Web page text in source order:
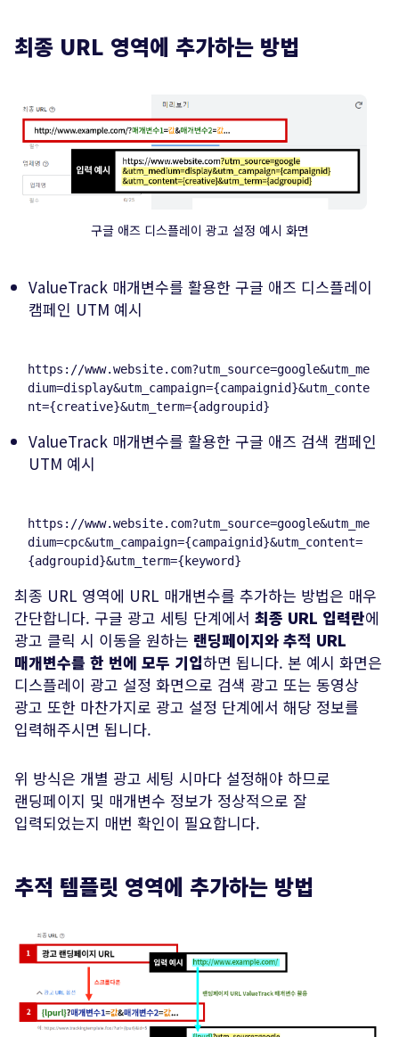
최종 URL 영역에 추가하는 방법
구글 애즈 디스플레이 광고 설정 예시 화면
ValueTrack 매개변수를 활용한 구글 애즈 디스플레이
캠페인 UTM 예시
https : //www.website.com?utm_source=google&utm_me
dium=display&utm_campaign={campaignid}&utm_conte
ValueTrack 매개변수를 활용한 구글 애즈 검색 캠페인
UTM 예시
https : //www.website.com?utm_source=google&utm_me
dium=cpc&utm_campaign={campaignid}&utm_content=
최종 URL 영역에 URL 매개변수를 추가하는 방법은 매우
간단합니다. 구글 광고 세팅 단계에서 최종 URL 입력란에
광고 클릭 시 이동을 원하는 랜딩페이지와 추적 URL
매개변수를 한 번에 모두 기입하면 됩니다. 본 예시 화면은
디스플레이 광고 설정 화면으로 검색 광고 또는 동영상
광고 또한 마찬가지로 광고 설정 단계에서 해당 정보를
입력해주시면 됩니다.
위 방식은 개별 광고 세팅 시마다 설정해야 하므로
랜딩페이지 및 매개변수 정보가 정상적으로 잘
입력되었는지 매번 확인이 필요합니다.
추적 템플릿 영역에 추가하는 방법